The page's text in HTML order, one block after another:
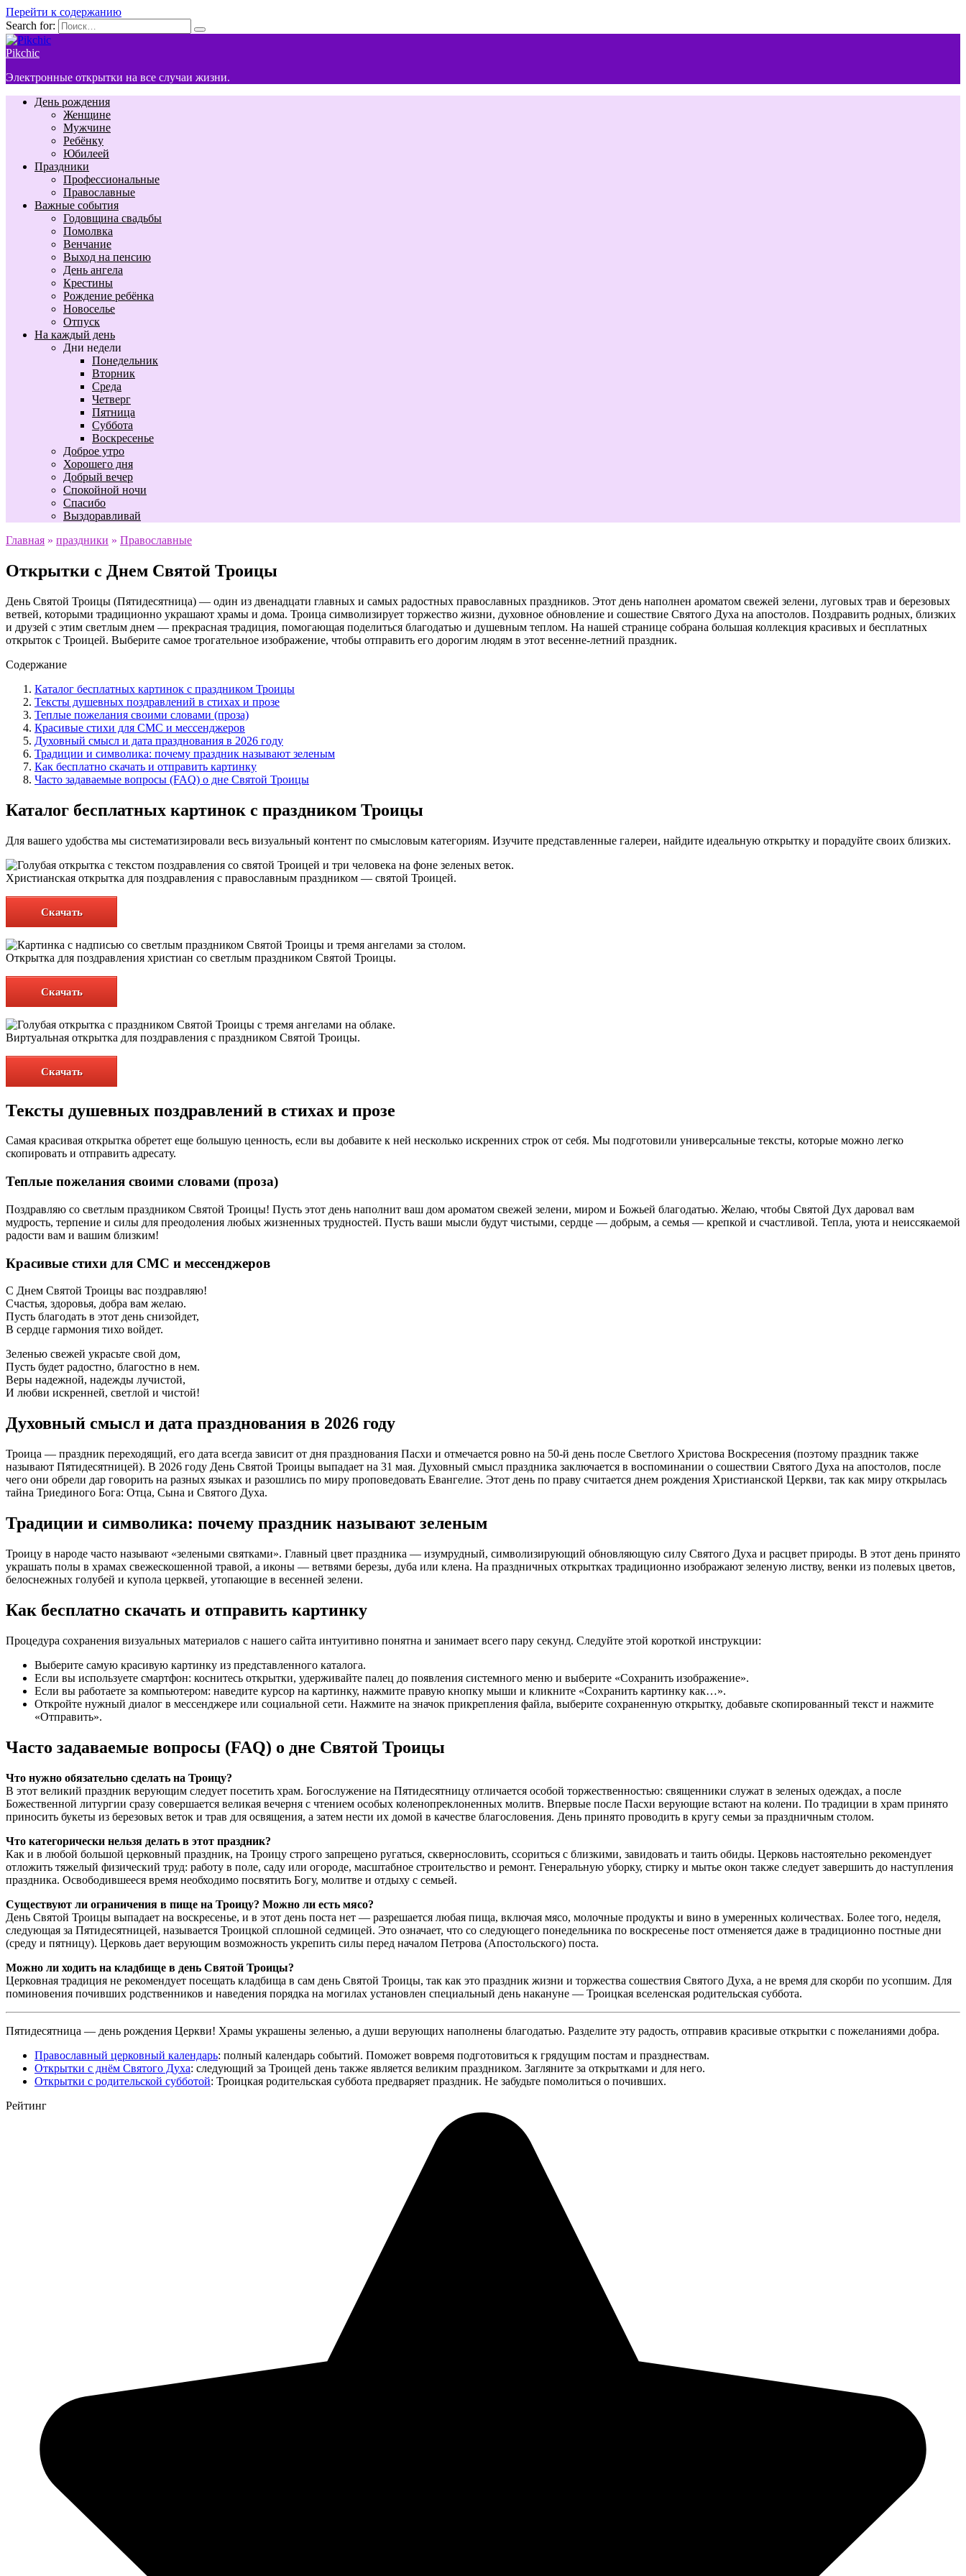
Перейти к содержанию
Search for:
Pikchic
Электронные открытки на все случаи жизни.
День рождения
Женщине
Мужчине
Ребёнку
Юбилеей
Праздники
Профессиональные
Православные
Важные события
Годовщина свадьбы
Помолвка
Венчание
Выход на пенсию
День ангела
Крестины
Рождение ребёнка
Новоселье
Отпуск
На каждый день
Дни недели
Понедельник
Вторник
Среда
Четверг
Пятница
Суббота
Воскресенье
Доброе утро
Хорошего дня
Добрый вечер
Спокойной ночи
Спасибо
Выздоравливай
Главная » праздники » Православные
Открытки с Днем Святой Троицы
День Святой Троицы (Пятидесятница) — один из двенадцати главных и самых радостных православных праздников. Этот день наполнен ароматом свежей зелени, луговых трав и березовых
ветвей, которыми традиционно украшают храмы и дома. Троица символизирует торжество жизни, духовное обновление и сошествие Святого Духа на апостолов. Поздравить родных, близких
и друзей с этим светлым днем — прекрасная традиция, помогающая поделиться благодатью и душевным теплом. На нашей странице собрана большая коллекция красивых и бесплатных
открыток с Троицей. Выберите самое трогательное изображение, чтобы отправить его дорогим людям в этот весенне-летний праздник.
Содержание
Каталог бесплатных картинок с праздником Троицы
Тексты душевных поздравлений в стихах и прозе
Теплые пожелания своими словами (проза)
Красивые стихи для СМС и мессенджеров
Духовный смысл и дата празднования в 2026 году
Традиции и символика: почему праздник называют зеленым
Как бесплатно скачать и отправить картинку
Часто задаваемые вопросы (FAQ) о дне Святой Троицы
Каталог бесплатных картинок с праздником Троицы
Для вашего удобства мы систематизировали весь визуальный контент по смысловым категориям. Изучите представленные галереи, найдите идеальную открытку и порадуйте своих близких.
Христианская открытка для поздравления с православным праздником — святой Троицей.
Скачать
Открытка для поздравления христиан со светлым праздником Святой Троицы.
Скачать
Виртуальная открытка для поздравления с праздником Святой Троицы.
Скачать
Тексты душевных поздравлений в стихах и прозе
Самая красивая открытка обретет еще большую ценность, если вы добавите к ней несколько искренних строк от себя. Мы подготовили универсальные тексты, которые можно легко
скопировать и отправить адресату.
Теплые пожелания своими словами (проза)
Поздравляю со светлым праздником Святой Троицы! Пусть этот день наполнит ваш дом ароматом свежей зелени, миром и Божьей благодатью. Желаю, чтобы Святой Дух даровал вам
мудрость, терпение и силы для преодоления любых жизненных трудностей. Пусть ваши мысли будут чистыми, сердце — добрым, а семья — крепкой и счастливой. Тепла, уюта и неиссякаемой
радости вам и вашим близким!
Красивые стихи для СМС и мессенджеров
С Днем Святой Троицы вас поздравляю!
Счастья, здоровья, добра вам желаю.
Пусть благодать в этот день снизойдет,
В сердце гармония тихо войдет.
Зеленью свежей украсьте свой дом,
Пусть будет радостно, благостно в нем.
Веры надежной, надежды лучистой,
И любви искренней, светлой и чистой!
Духовный смысл и дата празднования в 2026 году
Троица — праздник переходящий, его дата всегда зависит от дня празднования Пасхи и отмечается ровно на 50-й день после Светлого Христова Воскресения (поэтому праздник также
называют Пятидесятницей). В 2026 году День Святой Троицы выпадает на 31 мая. Духовный смысл праздника заключается в воспоминании о сошествии Святого Духа на апостолов, после
чего они обрели дар говорить на разных языках и разошлись по миру проповедовать Евангелие. Этот день по праву считается днем рождения Христианской Церкви, так как миру открылась
тайна Триединого Бога: Отца, Сына и Святого Духа.
Традиции и символика: почему праздник называют зеленым
Троицу в народе часто называют «зелеными святками». Главный цвет праздника — изумрудный, символизирующий обновляющую силу Святого Духа и расцвет природы. В этот день принято
украшать полы в храмах свежескошенной травой, а иконы — ветвями березы, дуба или клена. На праздничных открытках традиционно изображают зеленую листву, венки из полевых цветов,
белоснежных голубей и купола церквей, утопающие в весенней зелени.
Как бесплатно скачать и отправить картинку
Процедура сохранения визуальных материалов с нашего сайта интуитивно понятна и занимает всего пару секунд. Следуйте этой короткой инструкции:
Выберите самую красивую картинку из представленного каталога.
Если вы используете смартфон: коснитесь открытки, удерживайте палец до появления системного меню и выберите «Сохранить изображение».
Если вы работаете за компьютером: наведите курсор на картинку, нажмите правую кнопку мыши и кликните «Сохранить картинку как…».
Откройте нужный диалог в мессенджере или социальной сети. Нажмите на значок прикрепления файла, выберите сохраненную открытку, добавьте скопированный текст и нажмите
«Отправить».
Часто задаваемые вопросы (FAQ) о дне Святой Троицы
Что нужно обязательно сделать на Троицу?
В этот великий праздник верующим следует посетить храм. Богослужение на Пятидесятницу отличается особой торжественностью: священники служат в зеленых одеждах, а после
Божественной литургии сразу совершается великая вечерня с чтением особых коленопреклоненных молитв. Впервые после Пасхи верующие встают на колени. По традиции в храм принято
приносить букеты из березовых веток и трав для освящения, а затем нести их домой в качестве благословения. День принято проводить в кругу семьи за праздничным столом.
Что категорически нельзя делать в этот праздник?
Как и в любой большой церковный праздник, на Троицу строго запрещено ругаться, сквернословить, ссориться с близкими, завидовать и таить обиды. Церковь настоятельно рекомендует
отложить тяжелый физический труд: работу в поле, саду или огороде, масштабное строительство и ремонт. Генеральную уборку, стирку и мытье окон также следует завершить до наступления
праздника. Освободившееся время необходимо посвятить Богу, молитве и отдыху с семьей.
Существуют ли ограничения в пище на Троицу? Можно ли есть мясо?
День Святой Троицы выпадает на воскресенье, и в этот день поста нет — разрешается любая пища, включая мясо, молочные продукты и вино в умеренных количествах. Более того, неделя,
следующая за Пятидесятницей, называется Троицкой сплошной седмицей. Это означает, что со следующего понедельника по воскресенье пост отменяется даже в традиционно постные дни
(среду и пятницу). Церковь дает верующим возможность укрепить силы перед началом Петрова (Апостольского) поста.
Можно ли ходить на кладбище в день Святой Троицы?
Церковная традиция не рекомендует посещать кладбища в сам день Святой Троицы, так как это праздник жизни и торжества сошествия Святого Духа, а не время для скорби по усопшим. Для
поминовения почивших родственников и наведения порядка на могилах установлен специальный день накануне — Троицкая вселенская родительская суббота.
Пятидесятница — день рождения Церкви! Храмы украшены зеленью, а души верующих наполнены благодатью. Разделите эту радость, отправив красивые открытки с пожеланиями добра.
Православный церковный календарь: полный календарь событий. Поможет вовремя подготовиться к грядущим постам и празднествам.
Открытки с днём Святого Духа: следующий за Троицей день также является великим праздником. Загляните за открытками и для него.
Открытки с родительской субботой: Троицкая родительская суббота предваряет праздник. Не забудьте помолиться о почивших.
Рейтинг